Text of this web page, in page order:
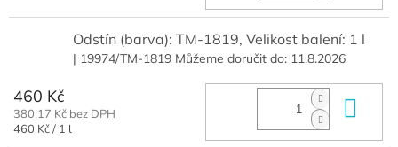
Odstín (barva): TM-1819, Velikost balení: 1 l
| 19974/TM-1819 Můžeme doručit do: 11.8.2026
460 Kč
380,17 Kč bez DPH
Měrná
460 Kč / 1 l